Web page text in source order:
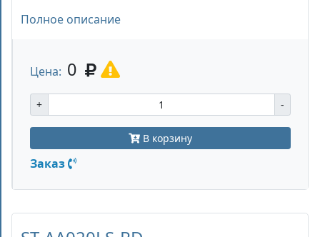
Полное описание
Цена: 0
+ -
В корзину
Заказ